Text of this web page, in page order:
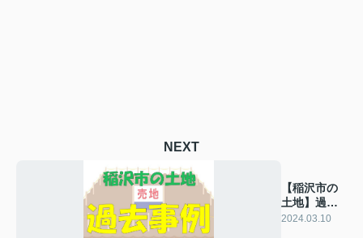
NEXT
【稲沢市の
土地】過去
の販売事例
2024.03.10